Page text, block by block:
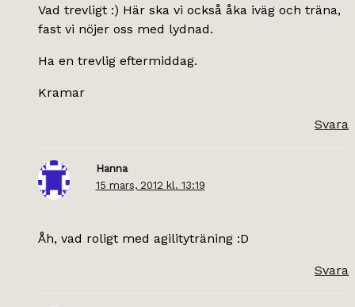
Vad trevligt :) Här ska vi också åka iväg och träna,
fast vi nöjer oss med lydnad.
Ha en trevlig eftermiddag.
Kramar
Svara
Hanna
15 mars, 2012 kl. 13:19
Åh, vad roligt med agilityträning :D
Svara